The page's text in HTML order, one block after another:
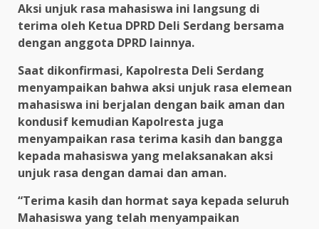
Aksi unjuk rasa mahasiswa ini langsung di
terima oleh Ketua DPRD Deli Serdang bersama
dengan anggota DPRD lainnya.
Saat dikonfirmasi, Kapolresta Deli Serdang
menyampaikan bahwa aksi unjuk rasa elemean
mahasiswa ini berjalan dengan baik aman dan
kondusif kemudian Kapolresta juga
menyampaikan rasa terima kasih dan bangga
kepada mahasiswa yang melaksanakan aksi
unjuk rasa dengan damai dan aman.
“Terima kasih dan hormat saya kepada seluruh
Mahasiswa yang telah menyampaikan